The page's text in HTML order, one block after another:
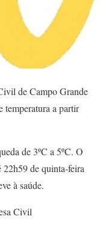
de Campo Grande
temperatura a partir
de 3ºC a 5ºC. O
22h59 de quinta-feira
à saúde.
Civil